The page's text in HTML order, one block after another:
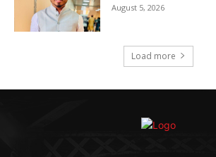
August 5, 2026
Load more